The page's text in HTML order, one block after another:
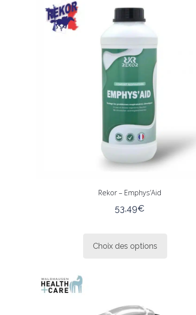
Rekor – Emphys’Aid
53,49€
Choix des options